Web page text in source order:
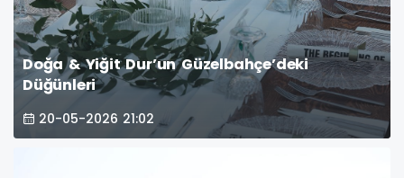
Doğa & Yiğit Dur’un Güzelbahçe’deki
Düğünleri
20-05-2026 21:02